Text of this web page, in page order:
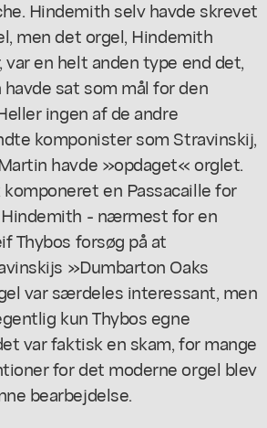
Hindemith selv havde skrevet
men det orgel, Hindemith
var en helt anden type end det,
sat som mål for den
ingen af de andre
komponister som Stravinskij,
havde »opdaget« orglet.
en Passacaille for
- nærmest for en
Thybos forsøg på at
»Dumbarton Oaks
var særdeles interessant, men
kun Thybos egne
var faktisk en skam, for mange
for det moderne orgel blev
bearbejdelse.